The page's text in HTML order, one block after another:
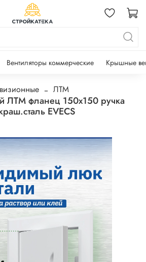
Вентиляторы коммерческие Крышные
ЛТМ
ЛТМ фланец 150х150 ручка
EVECS